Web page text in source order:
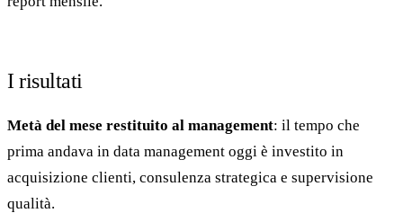
I risultati
Metà del mese restituito al management: il tempo che
prima andava in data management oggi è investito in
acquisizione clienti, consulenza strategica e supervisione
qualità.